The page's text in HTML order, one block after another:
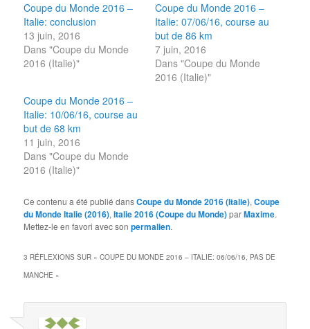
Coupe du Monde 2016 –
Italie: conclusion
13 juin, 2016
Dans "Coupe du Monde
2016 (Italie)"
Coupe du Monde 2016 –
Italie: 07/06/16, course au
but de 86 km
7 juin, 2016
Dans "Coupe du Monde
2016 (Italie)"
Coupe du Monde 2016 –
Italie: 10/06/16, course au
but de 68 km
11 juin, 2016
Dans "Coupe du Monde
2016 (Italie)"
Ce contenu a été publié dansCoupe du Monde 2016 (Italie),Coupe
du Monde Italie (2016),Italie 2016 (Coupe du Monde)parMaxime.
Mettez-le en favori avec sonpermalien.
3 RÉFLEXIONS SUR «COUPE DU MONDE 2016 – ITALIE: 06/06/16, PAS DE
MANCHE »